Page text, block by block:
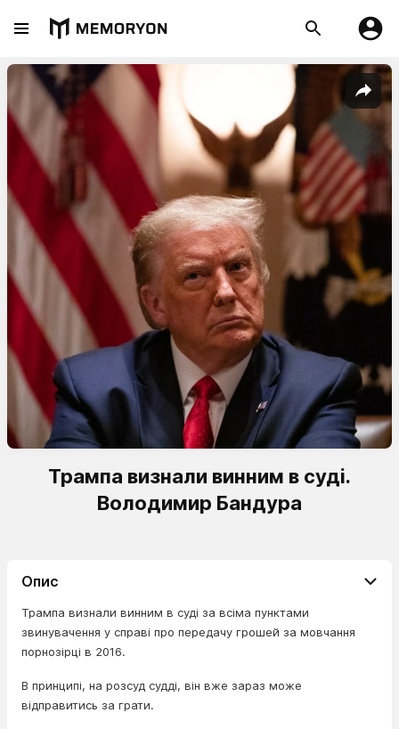
Трампа визнали винним в суді.
Володимир Бандура
Опис
Трампа визнали винним в суді за всіма пунктами
звинувачення у справі про передачу грошей за мовчання
порнозірці в 2016.
В принципі, на розсуд судді, він вже зараз може
відправитись за грати.